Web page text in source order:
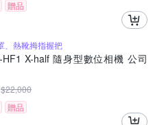
贈品
、熱靴拇指握把
HF1 X-half 隨身型數位相機 公司
$22,000
贈品